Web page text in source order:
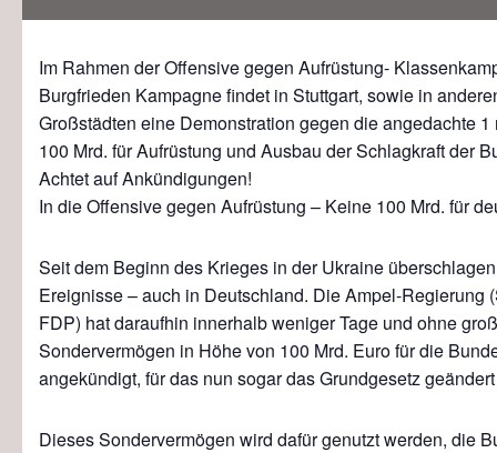
Im Rahmen der Offensive gegen Aufrüstung-
Burgfrieden Kampagne findet in Stuttgart, sowie in
Großstädten eine Demonstration gegen die angedachte
100 Mrd. für Aufrüstung und Ausbau der Schlagkraft der
Achtet auf Ankündigungen!
In die Offensive gegen Aufrüstung – Keine 100 Mrd. für
Seit dem Beginn des Krieges in der Ukraine
Ereignisse – auch in Deutschland. Die Ampel-Regierung
FDP) hat daraufhin innerhalb weniger Tage und ohne
Sondervermögen in Höhe von 100 Mrd. Euro für die
angekündigt, für das nun sogar das Grundgesetz
Dieses Sondervermögen wird dafür genutzt werden, die